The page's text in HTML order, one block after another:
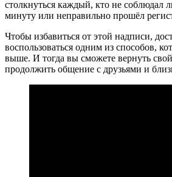
столкнуться каждый, кто не соблюдал
минуту или неправильно прошёл
Чтобы избавиться от этой надписи,
воспользоваться одним из способов,
выше. И тогда вы сможете вернуть
продолжить общение с друзьями и